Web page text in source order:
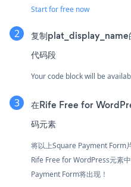
Start for free now
复制
代码段
Your code block will be
在Rife Free for
码元素
将以上Square Payment Form
Rife Free for WordPress元素
Payment Form将出现！